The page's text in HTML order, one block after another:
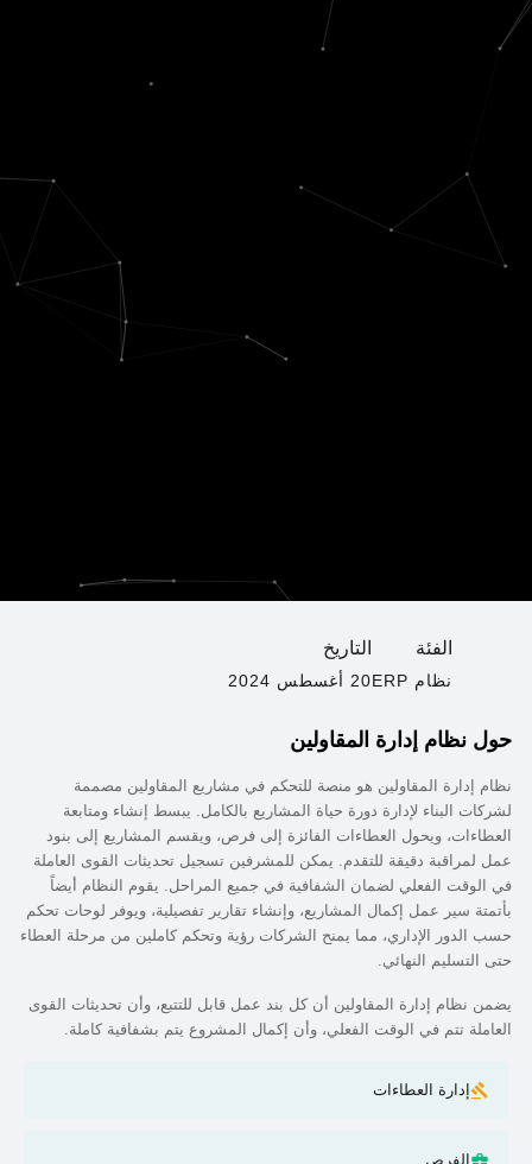
الفئة
نظام ERP
التاريخ
20 أغسطس 2024
حول نظام إدارة المقاولين
نظام إدارة المقاولين هو منصة للتحكم في مشاريع المقاولين مصممة
لشركات البناء لإدارة دورة حياة المشاريع بالكامل. يبسط إنشاء ومتابعة
العطاءات، ويحول العطاءات الفائزة إلى فرص، ويقسم المشاريع إلى بنود
عمل لمراقبة دقيقة للتقدم. يمكن للمشرفين تسجيل تحديثات القوى العاملة
في الوقت الفعلي لضمان الشفافية في جميع المراحل. يقوم النظام أيضاً
بأتمتة سير عمل إكمال المشاريع، وإنشاء تقارير تفصيلية، ويوفر لوحات تحكم
حسب الدور الإداري، مما يمنح الشركات رؤية وتحكم كاملين من مرحلة العطاء
حتى التسليم النهائي.
يضمن نظام إدارة المقاولين أن كل بند عمل قابل للتتبع، وأن تحديثات القوى
العاملة تتم في الوقت الفعلي، وأن إكمال المشروع يتم بشفافية كاملة.
إدارة العطاءات
الفرص